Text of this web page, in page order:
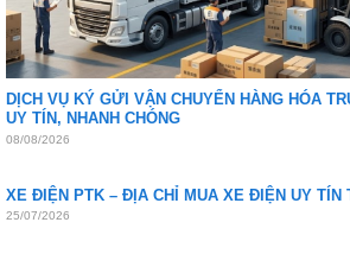
DỊCH VỤ KÝ GỬI VẬN CHUYỂN HÀNG HÓA
UY TÍN, NHANH CHÓNG
08/08/2026
XE ĐIỆN PTK – ĐỊA CHỈ MUA XE ĐIỆN UY TÍN
25/07/2026